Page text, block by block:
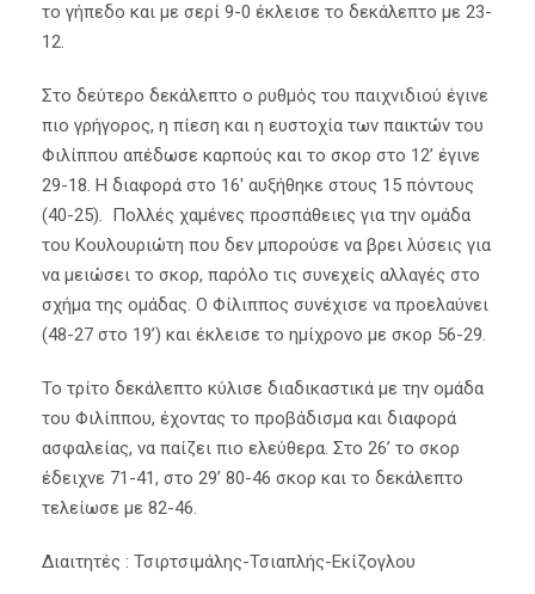
το γήπεδο και με σερί 9-0 έκλεισε το δεκάλεπτο με 23-
12.
Στο δεύτερο δεκάλεπτο ο ρυθμός του παιχνιδιού έγινε
πιο γρήγορος, η πίεση και η ευστοχία των παικτών του
Φιλίππου απέδωσε καρπούς και το σκορ στο 12’ έγινε
29-18. Η διαφορά στο 16′ αυξήθηκε στους 15 πόντους
(40-25). Πολλές χαμένες προσπάθειες για την ομάδα
του Κουλουριώτη που δεν μπορούσε να βρει λύσεις για
να μειώσει το σκορ, παρόλο τις συνεχείς αλλαγές στο
σχήμα της ομάδας. Ο Φίλιππος συνέχισε να προελαύνει
(48-27 στο 19’) και έκλεισε το ημίχρονο με σκορ 56-29.
Το τρίτο δεκάλεπτο κύλισε διαδικαστικά με την ομάδα
του Φιλίππου, έχοντας το προβάδισμα και διαφορά
ασφαλείας, να παίζει πιο ελεύθερα. Στο 26’ το σκορ
έδειχνε 71-41, στο 29’ 80-46 σκορ και το δεκάλεπτο
τελείωσε με 82-46.
Διαιτητές : Τσιρτσιμάλης-Τσιαπλής-Εκίζογλου